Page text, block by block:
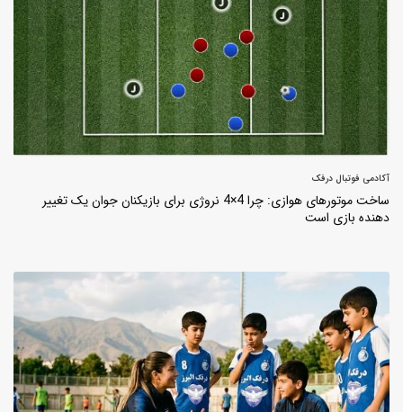
آکادمی فوتبال درفک
ساخت موتورهای هوازی: چرا 4×4 نروژی برای بازیکنان جوان یک تغییر
دهنده بازی است